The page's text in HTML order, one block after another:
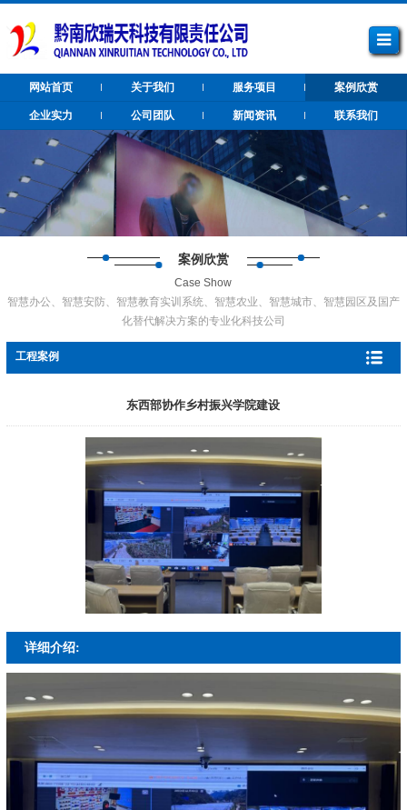
网站首页 关于我们 服务项目 案例欣赏
企业实力 公司团队 新闻资讯 联系我们
案例欣赏
Case Show
智慧办公、智慧安防、智慧教育实训系统、智慧农业、智慧城市、智慧园区及国产
化替代解决方案的专业化科技公司
工程案例
东西部协作乡村振兴学院建设
详细介绍: